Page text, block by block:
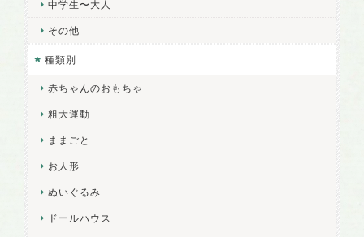
中学生〜大人
その他
種類別
赤ちゃんのおもちゃ
粗大運動
ままごと
お人形
ぬいぐるみ
ドールハウス